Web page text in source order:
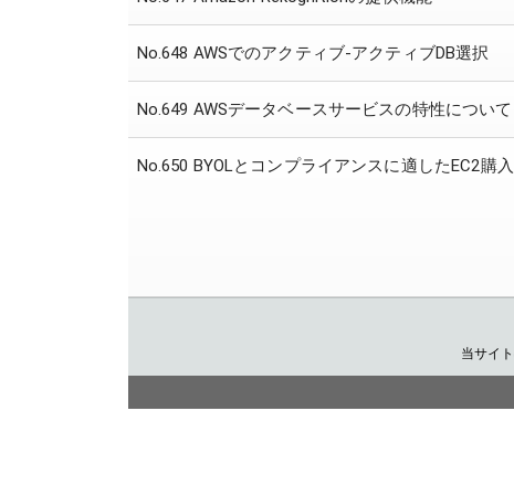
No.648 AWSでのアクティブ-アクティブDB選択
No.649 AWSデータベースサービスの特性について
No.650 BYOLとコンプライアンスに適したEC2購
当サイ